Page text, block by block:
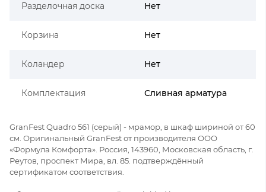
Разделочная доска Нет
Корзина Нет
Коландер Нет
Комплектация Сливная арматура
GranFest Quadro 561 (серый) - мрамор, в шкаф шириной от 60
см. Оригинальный GranFest от производителя ООО
«Формула Комфорта». Россия, 143960, Московская область, г.
Реутов, проспект Мира, вл. 85. подтверждённый
сертификатом соответствия.